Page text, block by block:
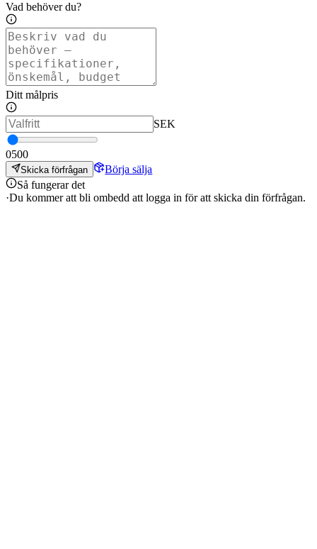
Vad behöver du?
Ditt målpris
SEK
0500
Skicka förfrågan
Börja sälja
Så fungerar det
·Du kommer att bli ombedd att logga in för att skicka din förfrågan.